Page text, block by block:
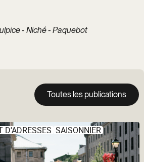
- Niché - Paquebot
Toutes les publications
D'ADRESSES SAISONNIER